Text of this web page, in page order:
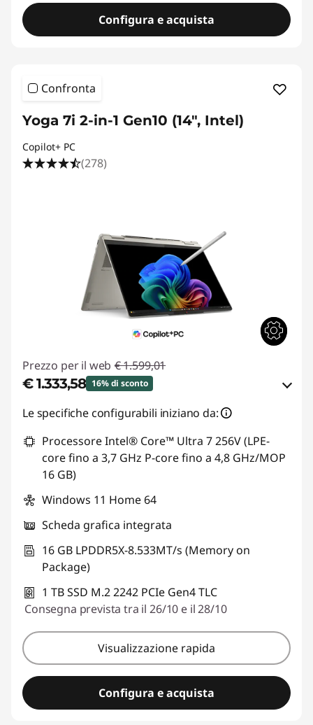
Configura e acquista
Confronta
Yoga 7i 2-in-1 Gen10 (14", Intel)
Copilot+ PC
(278)
Prezzo per il web € 1.599,01
€ 1.333,58 16% di sconto
Risparmi eCoupon :-€ 265,43
Usa il coupon :LUGLIO
Le specifiche configurabili iniziano da:
Processore Intel® Core™ Ultra 7 256V (LPE-
core fino a 3,7 GHz P-core fino a 4,8 GHz/MOP
16 GB)
Windows 11 Home 64
Scheda grafica integrata
16 GB LPDDR5X-8.533MT/s (Memory on
Package)
1 TB SSD M.2 2242 PCIe Gen4 TLC
Consegna prevista tra il 26/10 e il 28/10
Visualizzazione rapida
Configura e acquista